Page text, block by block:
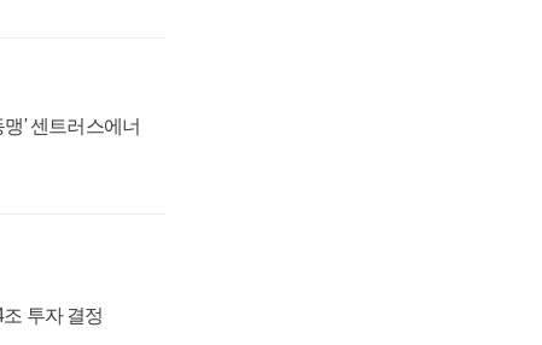
' 센트러스에너
투자 결정